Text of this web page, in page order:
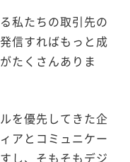
私たちの取引先の
信すればもっと成
たくさんありま
を優先してきた企
アとコミュニケー
し、そもそもデジ